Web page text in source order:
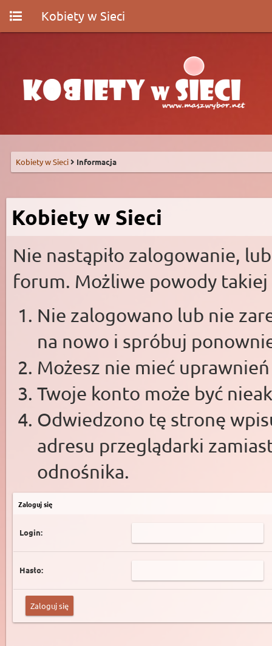
Kobiety w Sieci
Kobiety w Sieci Informacja
Kobiety w Sieci
Nie nastąpiło zalogowanie,
forum. Możliwe powody takiej
Nie zalogowano lub nie
na nowo i spróbuj
Możesz nie mieć
Twoje konto może być
Odwiedzono tę stronę
adresu przeglądarki
odnośnika.
Zaloguj się
Login:
Hasło: